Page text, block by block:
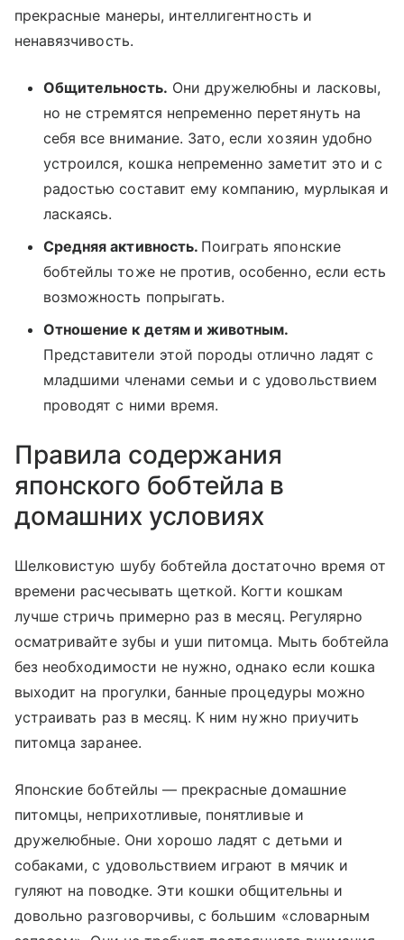
прекрасные манеры, интеллигентность и
ненавязчивость.
Общительность. Они дружелюбны и ласковы,
но не стремятся непременно перетянуть на
себя все внимание. Зато, если хозяин удобно
устроился, кошка непременно заметит это и с
радостью составит ему компанию, мурлыкая и
ласкаясь.
Средняя активность. Поиграть японские
бобтейлы тоже не против, особенно, если есть
возможность попрыгать.
Отношение к детям и животным.
Представители этой породы отлично ладят с
младшими членами семьи и с удовольствием
проводят с ними время.
Правила содержания
японского бобтейла в
домашних условиях
Шелковистую шубу бобтейла достаточно время от
времени расчесывать щеткой. Когти кошкам
лучше стричь примерно раз в месяц. Регулярно
осматривайте зубы и уши питомца. Мыть бобтейла
без необходимости не нужно, однако если кошка
выходит на прогулки, банные процедуры можно
устраивать раз в месяц. К ним нужно приучить
питомца заранее.
Японские бобтейлы — прекрасные домашние
питомцы, неприхотливые, понятливые и
дружелюбные. Они хорошо ладят с детьми и
собаками, с удовольствием играют в мячик и
гуляют на поводке. Эти кошки общительны и
довольно разговорчивы, с большим «словарным